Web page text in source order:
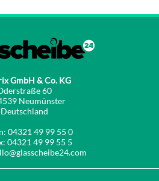
GmbH & Co. KG
60
Neumünster
Deutschland
04321 49 99 55 0
04321 49 99 55 5